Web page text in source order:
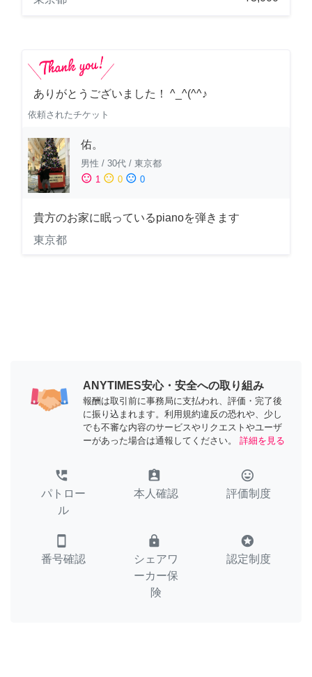
ありがとうございました！ ^_^(^^♪
依頼されたチケット
佑。
男性 / 30代 / 東京都
sentiment_satisfied 1 sentiment_neutral 0 sentiment_dissatisfied 0
貴方のお家に眠っているpianoを弾きます
東京都
ANYTIMES安心・安全への取り組み
報酬は取引前に事務局に支払われ、評価・完了後
に振り込まれます。利用規約違反の恐れや、少し
でも不審な内容のサービスやリクエストやユーザ
ーがあった場合は通報してください。
詳細を見る
perm_phone_msg
パトロー
ル
assignment_ind
本人確認
tag_faces
評価制度
smartphone
番号確認
lock
シェアワ
ーカー保
険
stars
認定制度